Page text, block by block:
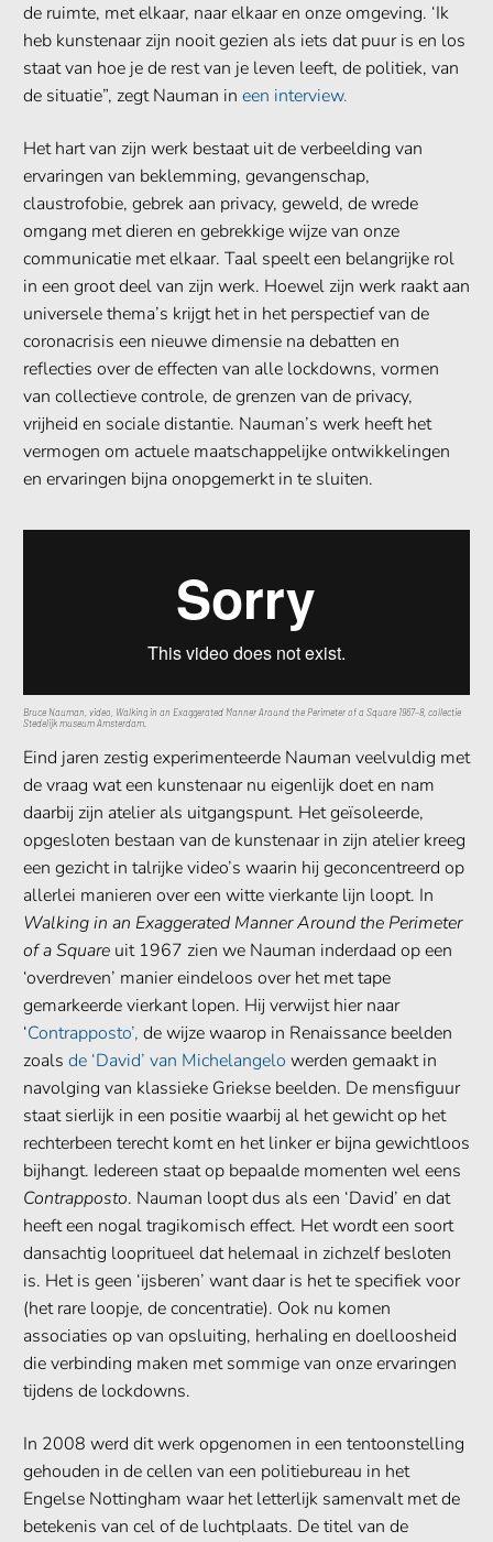
de ruimte, met elkaar, naar elkaar en onze omgeving. ‘Ik
heb kunstenaar zijn nooit gezien als iets dat puur is en los
staat van hoe je de rest van je leven leeft, de politiek, van
de situatie”, zegt Nauman in een interview.
Het hart van zijn werk bestaat uit de verbeelding van
ervaringen van beklemming, gevangenschap,
claustrofobie, gebrek aan privacy, geweld, de wrede
omgang met dieren en gebrekkige wijze van onze
communicatie met elkaar. Taal speelt een belangrijke rol
in een groot deel van zijn werk. Hoewel zijn werk raakt aan
universele thema’s krijgt het in het perspectief van de
coronacrisis een nieuwe dimensie na debatten en
reflecties over de effecten van alle lockdowns, vormen
van collectieve controle, de grenzen van de privacy,
vrijheid en sociale distantie. Nauman’s werk heeft het
vermogen om actuele maatschappelijke ontwikkelingen
en ervaringen bijna onopgemerkt in te sluiten.
Bruce Nauman, video, Walking in an Exaggerated Manner Around the Perimeter of a Square 1967–8, collectie
Stedelijk museum Amsterdam.
Eind jaren zestig experimenteerde Nauman veelvuldig met
de vraag wat een kunstenaar nu eigenlijk doet en nam
daarbij zijn atelier als uitgangspunt. Het geïsoleerde,
opgesloten bestaan van de kunstenaar in zijn atelier kreeg
een gezicht in talrijke video’s waarin hij geconcentreerd op
allerlei manieren over een witte vierkante lijn loopt. In
Walking in an Exaggerated Manner Around the Perimeter
of a Square uit 1967 zien we Nauman inderdaad op een
‘overdreven’ manier eindeloos over het met tape
gemarkeerde vierkant lopen. Hij verwijst hier naar
‘Contrapposto’, de wijze waarop in Renaissance beelden
zoals de ‘David’ van Michelangelo werden gemaakt in
navolging van klassieke Griekse beelden. De mensfiguur
staat sierlijk in een positie waarbij al het gewicht op het
rechterbeen terecht komt en het linker er bijna gewichtloos
bijhangt. Iedereen staat op bepaalde momenten wel eens
Contrapposto. Nauman loopt dus als een ‘David’ en dat
heeft een nogal tragikomisch effect. Het wordt een soort
dansachtig loopritueel dat helemaal in zichzelf besloten
is. Het is geen ‘ijsberen’ want daar is het te specifiek voor
(het rare loopje, de concentratie). Ook nu komen
associaties op van opsluiting, herhaling en doelloosheid
die verbinding maken met sommige van onze ervaringen
tijdens de lockdowns.
In 2008 werd dit werk opgenomen in een tentoonstelling
gehouden in de cellen van een politiebureau in het
Engelse Nottingham waar het letterlijk samenvalt met de
betekenis van cel of de luchtplaats. De titel van de